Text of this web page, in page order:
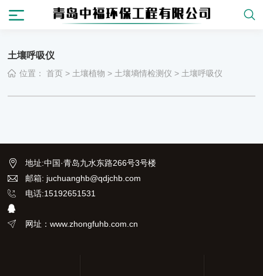
土壤呼吸仪
位置：首页 > 土壤植物 > 土壤墒情检测仪 > 土壤呼吸仪
地址:中国·青岛九水东路266号3号楼
邮箱: juchuanghb@qdjchb.com
电话:15192651531
网址：www.zhongfuhb.com.cn